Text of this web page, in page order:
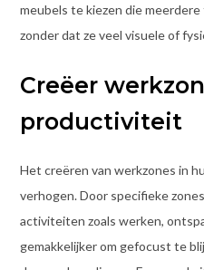
meubels te kiezen die
zonder dat ze veel visuele of
Creëer
productiviteit
Het creëren van werkzones in
verhogen. Door specifieke
activiteiten zoals werken,
gemakkelijker om gefocust te